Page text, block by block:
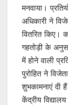
मनवाया।
अधिकारी ने
वितरित किए।
गहतोड़ी के
में होने वाली
पुरोहित ने
शुभकामनाएं दी
केंद्रीय